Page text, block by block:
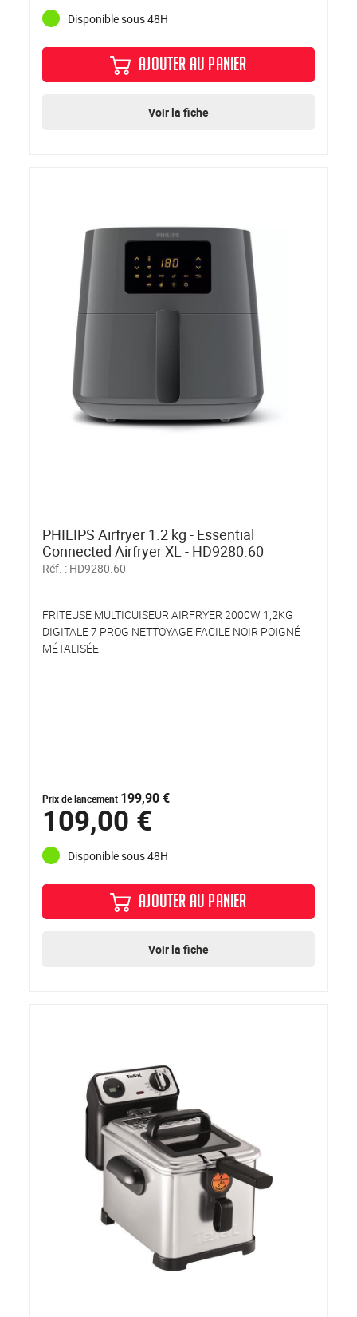
Disponible sous 48H
AJOUTER AU PANIER
Voir la fiche
PHILIPS Airfryer 1.2 kg - Essential
Connected Airfryer XL - HD9280.60
Réf. : HD9280.60
FRITEUSE MULTICUISEUR AIRFRYER 2000W 1,2KG
DIGITALE 7 PROG NETTOYAGE FACILE NOIR POIGNÉ
MÉTALISÉE
Prix de lancement 199,90 €
109,00 €
Disponible sous 48H
AJOUTER AU PANIER
Voir la fiche